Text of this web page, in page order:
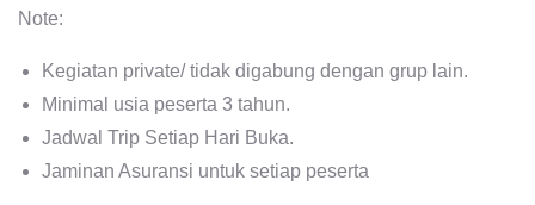
Note:
Kegiatan private/ tidak digabung dengan grup lain.
Minimal usia peserta 3 tahun.
Jadwal Trip Setiap Hari Buka.
Jaminan Asuransi untuk setiap peserta